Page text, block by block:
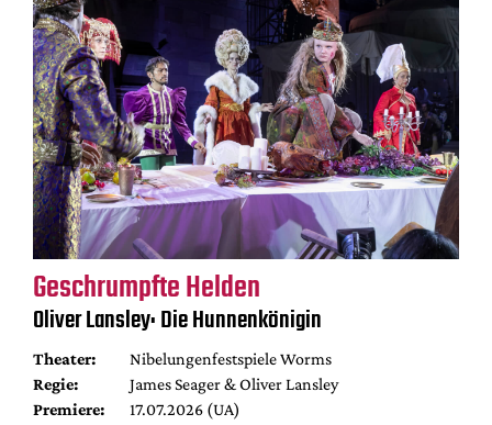
Geschrumpfte Helden
Oliver Lansley: Die Hunnenkönigin
Theater:
Nibelungenfestspiele Worms
Regie:
James Seager & Oliver Lansley
Premiere:
17.07.2026 (UA)